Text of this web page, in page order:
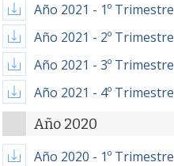
Año 2021 - 1º Trimestre
Año 2021 - 2º Trimestre
Año 2021 - 3º Trimestre
Año 2021 - 4º Trimestre
Año 2020
Año 2020 - 1º Trimestre